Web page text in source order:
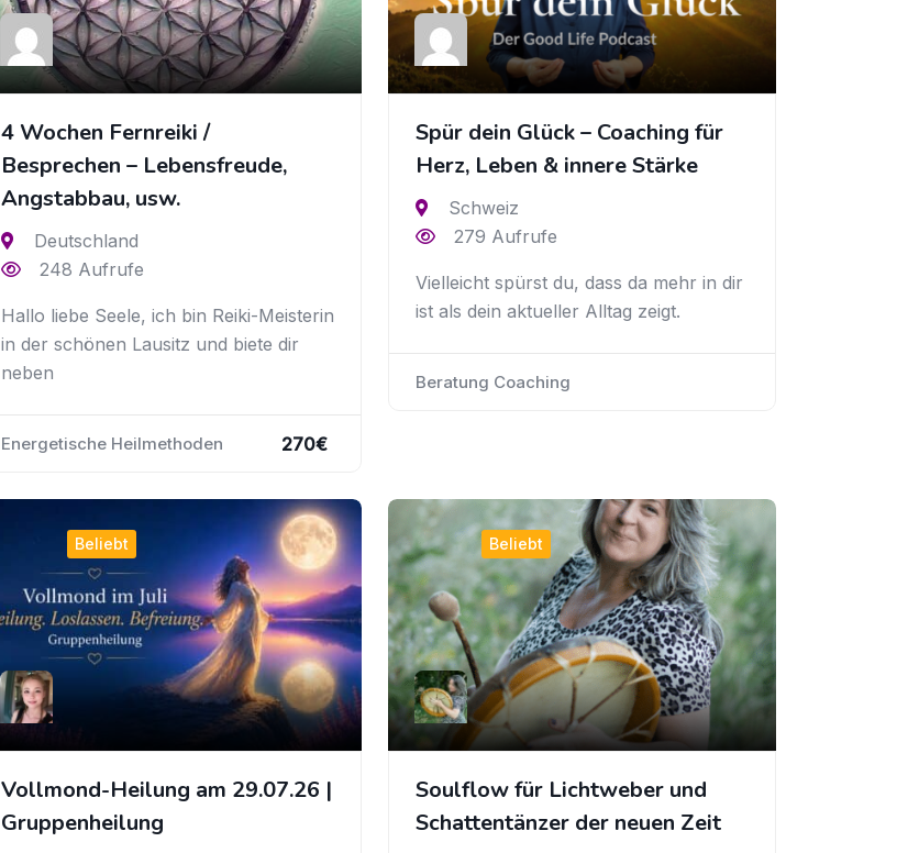
4 Wochen Fernreiki /
Besprechen – Lebensfreude,
Angstabbau, usw.
Deutschland
248 Aufrufe
Hallo liebe Seele, ich bin Reiki-Meisterin
in der schönen Lausitz und biete dir
neben
Energetische Heilmethoden 270€
Spür dein Glück – Coaching für
Herz, Leben & innere Stärke
Schweiz
279 Aufrufe
Vielleicht spürst du, dass da mehr in dir
ist als dein aktueller Alltag zeigt.
Beratung Coaching
Vollmond-Heilung am 29.07.26 |
Gruppenheilung
Beliebt
Soulflow für Lichtweber und
Schattentänzer der neuen Zeit
Beliebt